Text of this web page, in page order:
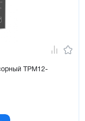
ТРМ12-